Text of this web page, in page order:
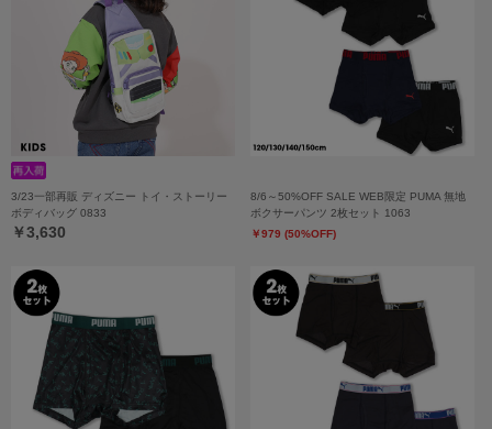
3/23一部再販 ディズニー トイ・ストーリー
ボディバッグ 0833
￥3,630
8/6～50%OFF SALE WEB限定 PUMA 無地
ボクサーパンツ 2枚セット 1063
￥979 (50%OFF)